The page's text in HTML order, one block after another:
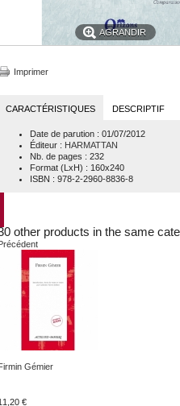
AGRANDIR
Imprimer
CARACTÉRISTIQUES DESCRIPTIF
Date de parution : 01/07/2012
Éditeur : HARMATTAN
Nb. de pages : 232
Format (LxH) : 160x240
ISBN : 978-2-2960-8836-8
other products in the same
Gémier
€